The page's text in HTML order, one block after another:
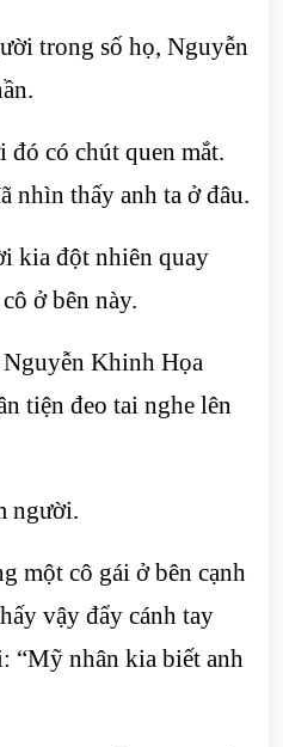
trong số họ, Nguyễn
đó có chút quen mắt.
nhìn thấy anh ta ở đâu.
kia đột nhiên quay
ở bên này.
Khinh Họa
tiện đeo tai nghe lên
người.
một cô gái ở bên cạnh
vậy đẩy cánh tay
“Mỹ nhân kia biết anh